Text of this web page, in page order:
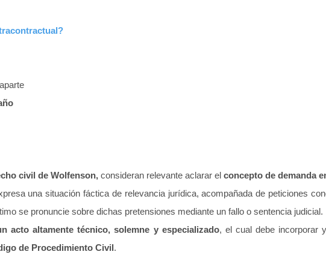
civil de Wolfenson, consideran relevante aclarar el concepto de demanda
una situación fáctica de relevancia jurídica, acompañada de peticiones
se pronuncie sobre dichas pretensiones mediante un fallo o sentencia judicial.
acto altamente técnico, solemne y especializado, el cual debe incorporar
de Procedimiento Civil.